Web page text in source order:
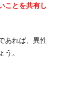
ことを共有し
あれば、異性
。